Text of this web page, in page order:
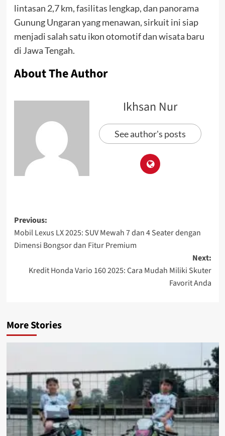
lintasan 2,7 km, fasilitas lengkap, dan panorama
Gunung Ungaran yang menawan, sirkuit ini siap
menjadi salah satu ikon otomotif dan wisata baru
di Jawa Tengah.
About The Author
Ikhsan Nur
See author's posts
Previous:
Mobil Lexus LX 2025: SUV Mewah 7 dan 4 Seater dengan
Dimensi Bongsor dan Fitur Premium
Next:
Kredit Honda Vario 160 2025: Cara Mudah Miliki Skuter
Favorit Anda
More Stories